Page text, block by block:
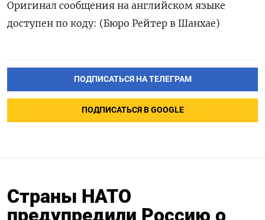
Оригинал сообщения на английском языке
доступен по коду: (Бюро Рейтер в Шанхае)
ПОДПИСАТЬСЯ НА ТЕЛЕГРАМ
ПОДПИСАТЬСЯ В GOOGLE
Страны НАТО
предупредили Россию о